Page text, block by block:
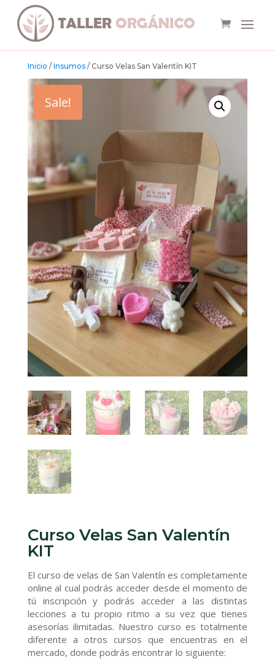
Inicio / Insumos/ Curso Velas San Valentín KIT
Sale!
Curso Velas San Valentín
KIT
El curso de velas de San Valentín es completamente
online al cual podrás acceder desde el momento de
tú inscripción y podrás acceder a las distintas
lecciones a tu propio ritmo a su vez que tienes
asesorías ilimitadas. Nuestro curso es totalmente
diferente a otros cursos que encuentras en el
mercado, donde podrás encontrar lo siguiente: